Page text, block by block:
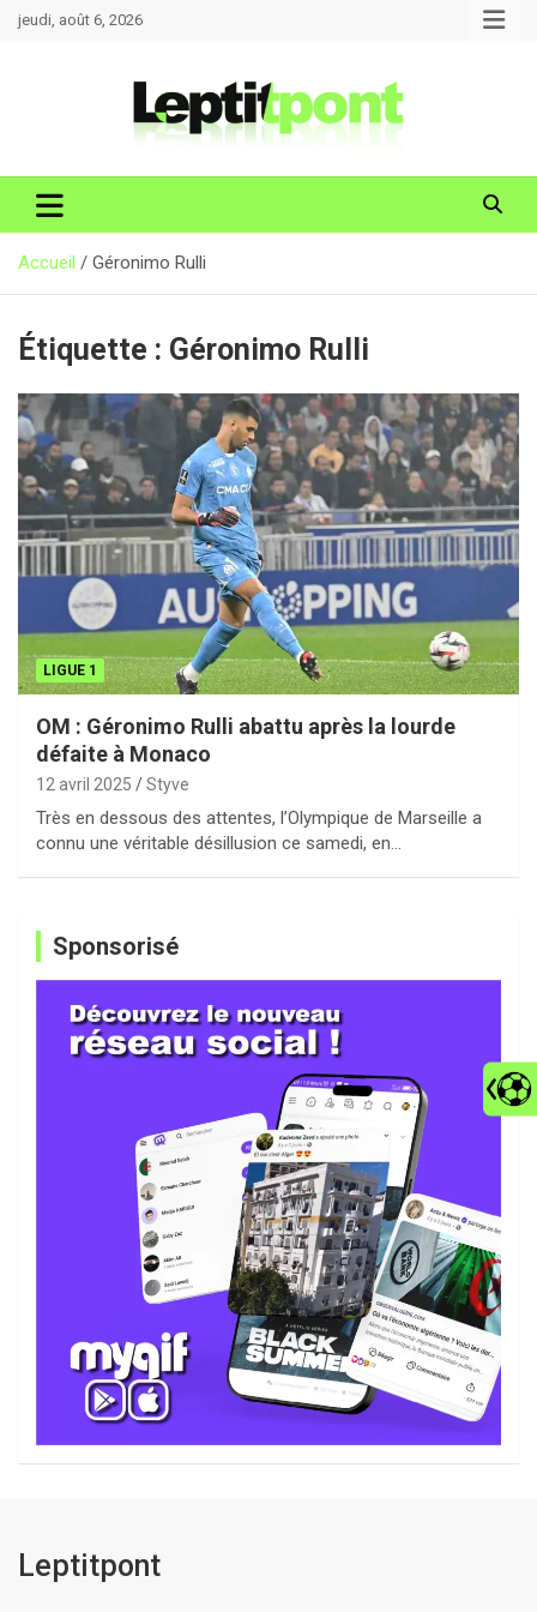
Aller
au
jeudi, août 6, 2026
Accueil Géronimo Rulli
Étiquette : Géronimo Rulli
LIGUE 1
OM : Géronimo Rulli abattu après la lourde
défaite à Monaco
12 avril 2025 Styve
Très en dessous des attentes, l’Olympique de Marseille a
connu une véritable désillusion ce samedi, en…
Sponsorisé
Leptitpont